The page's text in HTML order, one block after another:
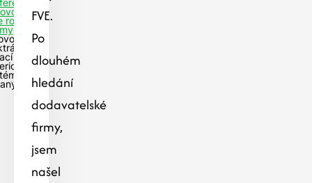
rodinné
s
na
FVE.
Po
dlouhém
hledání
dodavatelské
firmy,
jsem
našel